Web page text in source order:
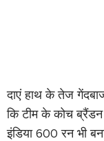
दाएं हाथ के तेज
कि टीम के कोच
इंडिया 600 रन भी